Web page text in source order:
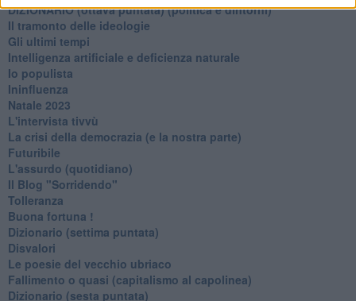
​DIZIONARIO (ottava puntata) (politica e dintorni)
Il tramonto delle ideologie
Gli ultimi tempi
Intelligenza artificiale e deficienza naturale
Io populista
Ininfluenza
Natale 2023
L'intervista tivvù
La crisi della democrazia (e la nostra parte)
Futuribile
L'assurdo (quotidiano)
Il Blog "Sorridendo"
Tolleranza
Buona fortuna !
​Dizionario (settima puntata)
Disvalori
Le poesie del vecchio ubriaco
Fallimento o quasi (capitalismo al capolinea)
Dizionario (sesta puntata)